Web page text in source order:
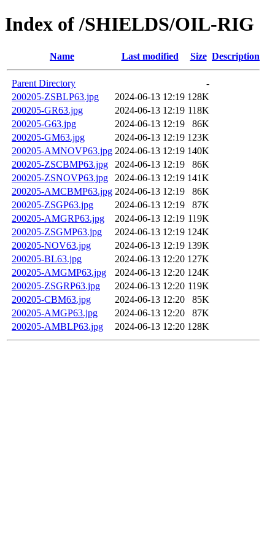
Index of /SHIELDS/OIL-RIG
Name Last modified Size Description
Parent Directory
-
200205-ZSBLP63.jpg
2024-06-13 12:19 128K
200205-GR63.jpg
2024-06-13 12:19 118K
200205-G63.jpg
2024-06-13 12:19
86K
200205-GM63.jpg
2024-06-13 12:19 123K
200205-AMNOVP63.jpg 2024-06-13 12:19 140K
200205-ZSCBMP63.jpg
2024-06-13 12:19
86K
200205-ZSNOVP63.jpg
2024-06-13 12:19 141K
200205-AMCBMP63.jpg 2024-06-13 12:19
86K
200205-ZSGP63.jpg
2024-06-13 12:19
87K
200205-AMGRP63.jpg
2024-06-13 12:19 119K
200205-ZSGMP63.jpg
2024-06-13 12:19 124K
200205-NOV63.jpg
2024-06-13 12:19 139K
200205-BL63.jpg
2024-06-13 12:20 127K
200205-AMGMP63.jpg
2024-06-13 12:20 124K
200205-ZSGRP63.jpg
2024-06-13 12:20 119K
200205-CBM63.jpg
2024-06-13 12:20
85K
200205-AMGP63.jpg
2024-06-13 12:20
87K
200205-AMBLP63.jpg
2024-06-13 12:20 128K